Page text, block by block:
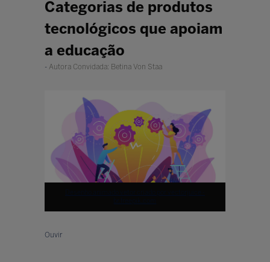
Categorias de produtos
tecnológicos que apoiam
a educação
Autora Convidada: Betina Von Staa
Ouvir